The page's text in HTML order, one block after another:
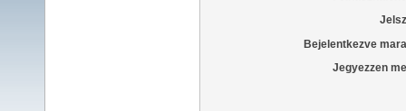
Bejelentkezve
Jegyezzen